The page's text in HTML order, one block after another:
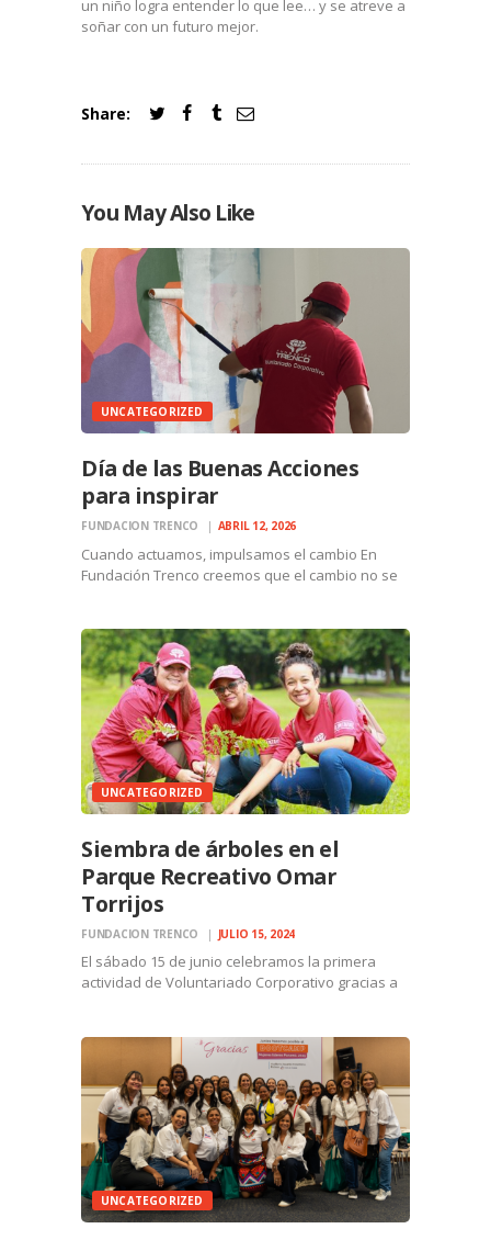
un niño logra entender lo que lee… y se atreve a
soñar con un futuro mejor.
Share:
You May Also Like
UNCATEGORIZED
Día de las Buenas Acciones
para inspirar
FUNDACION TRENCO ABRIL 12, 2026
Cuando actuamos, impulsamos el cambio En
Fundación Trenco creemos que el cambio no se
con la decisión de involucrarnos donde más se
necesita. Por eso, cada año nos…
UNCATEGORIZED
Siembra de árboles en el
Parque Recreativo Omar
Torrijos
FUNDACION TRENCO JULIO 15, 2024
El sábado 15 de junio celebramos la primera
actividad de Voluntariado Corporativo gracias a
siembra de árboles en el Parque Recreativo
Omar Torrijos. Esta iniciativa…
UNCATEGORIZED